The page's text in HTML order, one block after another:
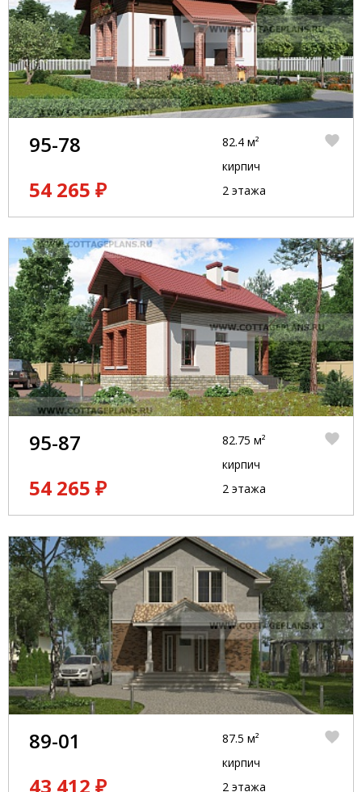
95-78
54 265 ₽
82.4 м²
кирпич
2 этажа
95-87
54 265 ₽
82.75 м²
кирпич
2 этажа
89-01
43 412 ₽
87.5 м²
кирпич
2 этажа